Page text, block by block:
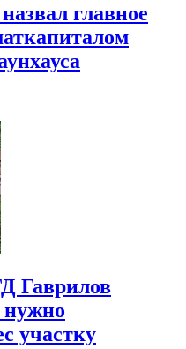
главное
Гаврилов
нужно
участку